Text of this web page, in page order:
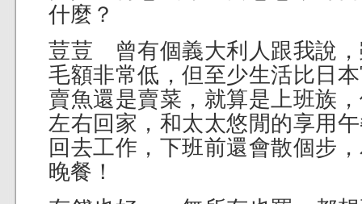
什麼？
荳荳 曾有個義大利人跟我說
毛額非常低，但至少生活比日
賣魚還是賣菜，就算是上班族
左右回家，和太太悠閒的享用
回去工作，下班前還會散個步
晚餐！